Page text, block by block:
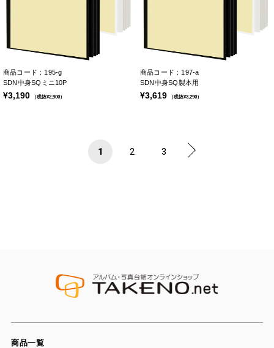
商品コード：195-g
SDN中身SQミニ10P
¥3,190 （税抜¥2,900）
商品コード：197-a
SDN中身SQ製本用
¥3,619 （税抜¥3,290）
1 2 3
商品一覧